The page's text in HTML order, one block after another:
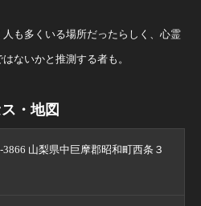
も多くいる場所だったらしく、心霊
ないかと推測する者も。
・地図
3866 山梨県中巨摩郡昭和町西条３